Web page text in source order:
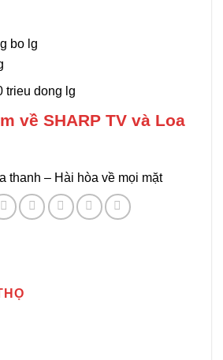
về SHARP TV và Loa
thanh – Hài hòa về mọi mặt